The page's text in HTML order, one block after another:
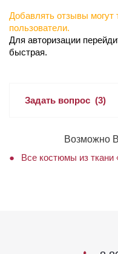
Добавлять отзывы могут
пользователи.
Для авторизации
быстрая.
Задать вопрос (3)
Возможно
Все костюмы из ткани